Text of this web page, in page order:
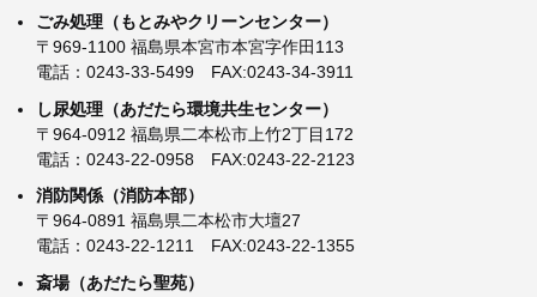
安達地方について
組合情報
組合について
議会
ごみ処理（もとみやクリーンセンター）
〒969-1100 福島県本宮市本宮字作田113
電話：0243-33-5499 FAX:0243-34-3911
し尿処理（あだたら環境共生センター）
〒964-0912 福島県二本松市上竹2丁目172
電話：0243-22-0958 FAX:0243-22-2123
消防関係（消防本部）
〒964-0891 福島県二本松市大壇27
電話：0243-22-1211 FAX:0243-22-1355
斎場（あだたら聖苑）